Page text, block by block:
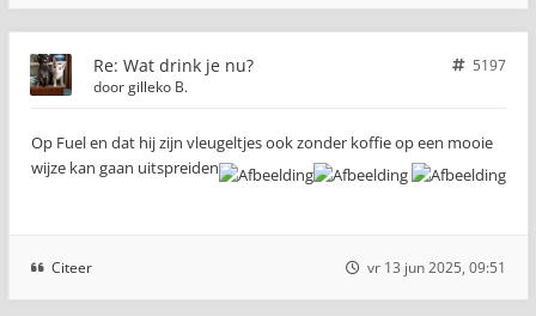
Re: Wat drink je nu?
5197
doorgilleko B.
Op Fuel en dat hij zijn vleugeltjes ook zonder koffie op een mooie
wijze kan gaan uitspreiden
Citeer vr 13 jun 2025, 09:51